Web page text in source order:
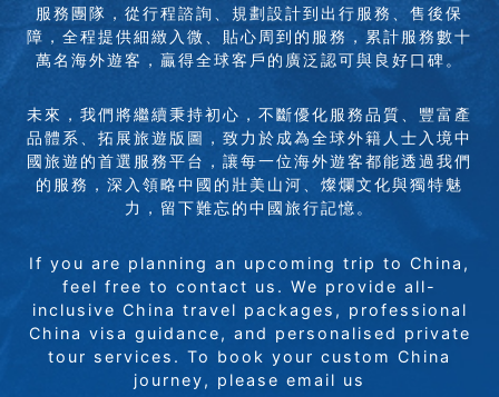
服務團隊，從行程諮詢、規劃設計到出行服務、售後保
障，全程提供細緻入微、貼心周到的服務，累計服務數十
萬名海外遊客，贏得全球客戶的廣泛認可與良好口碑。
未來，我們將繼續秉持初心，不斷優化服務品質、豐富產
品體系、拓展旅遊版圖，致力於成為全球外籍人士入境中
國旅遊的首選服務平台，讓每一位海外遊客都能透過我們
的服務，深入領略中國的壯美山河、燦爛文化與獨特魅
力，留下難忘的中國旅行記憶。
If you are planning an upcoming trip to China,
feel free to contact us. We provide all-
inclusive China travel packages, professional
China visa guidance, and personalised private
tour services. To book your custom China
journey, please email us